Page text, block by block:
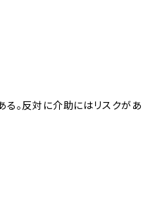
。反対に介助にはリスクがあ